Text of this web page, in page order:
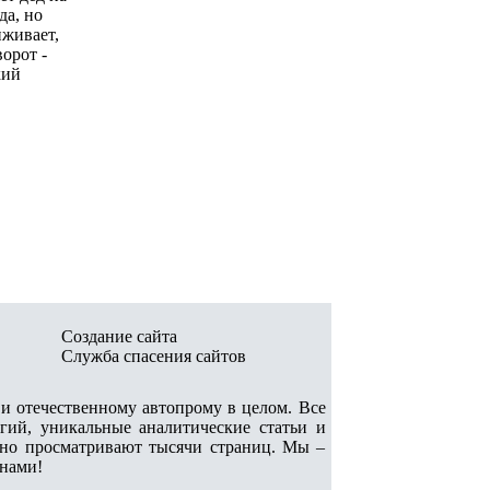
но
-
Создание сайта
Служба спасения сайтов
автопрому в целом. Все
уникальные аналитические статьи и
просматривают тысячи страниц. Мы –